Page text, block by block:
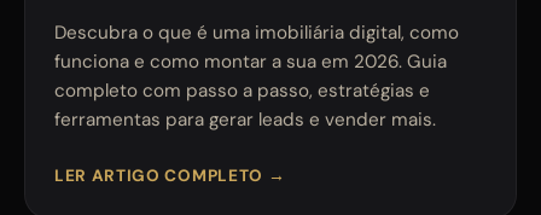
Descubra o que é uma imobiliária digital, como
funciona e como montar a sua em 2026. Guia
completo com passo a passo, estratégias e
ferramentas para gerar leads e vender mais.
LER ARTIGO COMPLETO →